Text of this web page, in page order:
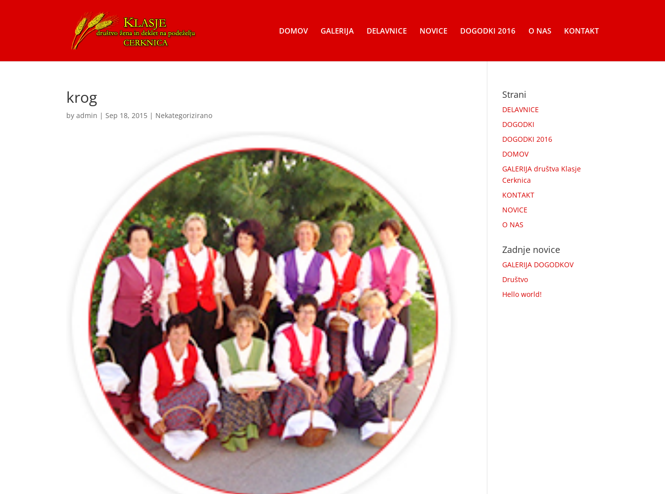
DOMOV GALERIJA DELAVNICE NOVICE DOGODKI 2016 O NAS KONTAKT
krog
byadmin |Sep 18, 2015 | Nekategorizirano
Strani
DELAVNICE
DOGODKI
DOGODKI 2016
DOMOV
GALERIJA društva Klasje
Cerknica
KONTAKT
NOVICE
O NAS
Zadnje novice
GALERIJA DOGODKOV
Društvo
Hello world!